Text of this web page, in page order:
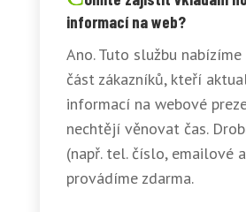
informací na web?
Ano. Tuto službu
část zákazníků, kteří
informací na webové
nechtějí věnovat čas.
(např. tel. číslo, emailové
provádíme zdarma.